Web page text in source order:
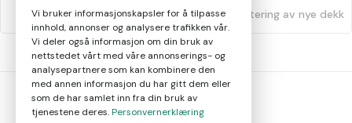
Oppbevaring av dekk Salg og montering av nye dekk
Vi bruker informasjonskapsler for å tilpasse
innhold, annonser og analysere trafikken vår.
Vi deler også informasjon om din bruk av
nettstedet vårt med våre annonserings- og
analysepartnere som kan kombinere den
med annen informasjon du har gitt dem eller
som de har samlet inn fra din bruk av
tjenestene deres.Personvernerklæring